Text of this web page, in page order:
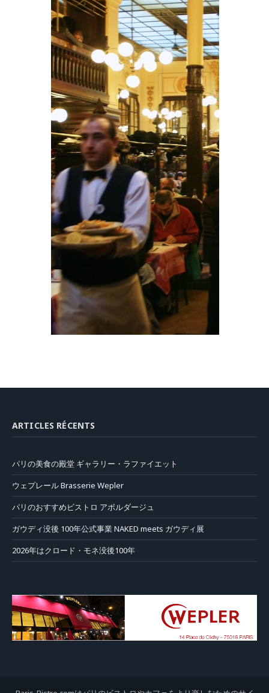
シャルティ
エ
オペラ座界隈大通り
ARTICLES RÉCENTS
パリの美食の殿堂 ギャラリー・ラファイエット
ウェプレール Brasserie Wepler
パリのおすすめビストロ アボルダージュ
ガウディ没後 100年公式事業 NAKED meets ガウディ展
2026年はクロード・モネ没後100年